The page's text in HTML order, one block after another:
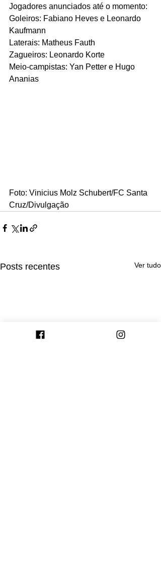
Jogadores anunciados até o momento:
Goleiros: Fabiano Heves e Leonardo
Kaufmann
Laterais: Matheus Fauth
Zagueiros: Leonardo Korte
Meio-campistas: Yan Petter e Hugo
Ananias
Foto: Vinicius Molz Schubert/FC Santa
Cruz/Divulgação
Posts recentes Ver tudo